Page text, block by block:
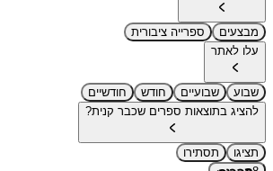
מבצעים
ספרייה ציבורית
עלו לאתר
שבוע שבועיים חודש
חודשיים
להציג בתוצאות ספרים שכבר קנית?
תציגו
תסתירו